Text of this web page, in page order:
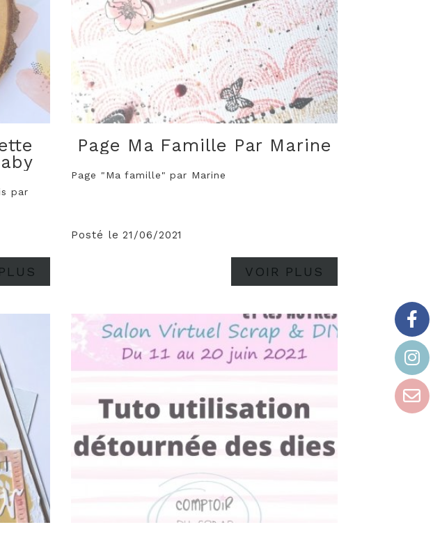
par
Page Ma Famille Par Marine
Page "Ma famille" par Marine
Posté le 21/06/2021
VOIR PLUS